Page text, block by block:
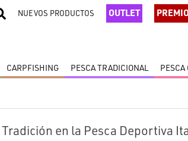
NUEVOS PRODUCTOS OUTLET
CARPFISHING PESCA TRADICIONAL PESCA
en la Pesca Deportiva